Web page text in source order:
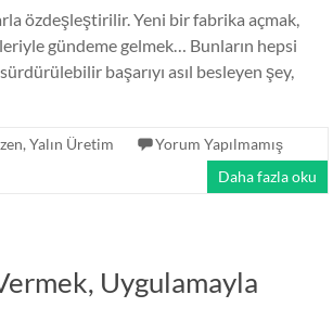
özdeşleştirilir. Yeni bir fabrika açmak,
gündeme gelmek… Bunların hepsi
başarıyı asıl besleyen şey,
, Yalın Üretim
Yorum Yapılmamış
Daha fazla oku
Uygulamayla